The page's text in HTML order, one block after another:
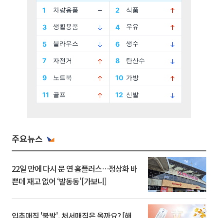
주요뉴스
22일 만에 다시 문 연 홈플러스…정상화 바
쁜데 재고 없어 ‘발동동’[가보니]
입추매직 '불발', 처서매직은 올까요? [해